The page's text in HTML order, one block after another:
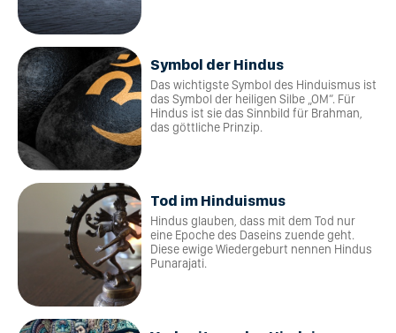
Symbol der Hindus
Das wichtigste Symbol des Hinduismus ist
das Symbol der heiligen Silbe „OM“. Für
Hindus ist sie das Sinnbild für Brahman,
das göttliche Prinzip.
Tod im Hinduismus
Hindus glauben, dass mit dem Tod nur
eine Epoche des Daseins zuende geht.
Diese ewige Wiedergeburt nennen Hindus
Punarajati.